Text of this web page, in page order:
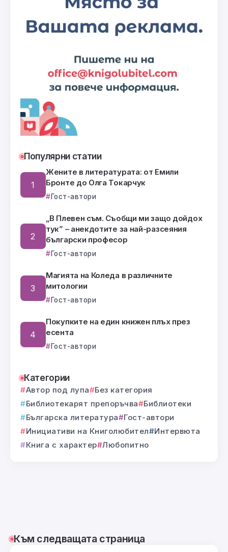
Популярни статии
Жените в литературата: от Емили
Бронте до Олга Токарчук
Гост-автори
„В Плевен съм. Съобщи ми защо дойдох
тук” – анекдотите за най-разсеяния
български професор
Гост-автори
Магията на Коледа в различните
митологии
Гост-автори
Покупките на един книжен плъх през
есента
Гост-автори
Категории
Автор под лупа
Без категория
Библиотекарят препоръчва
Библиотеки
Българска литература
Гост-автори
Инициативи на Книголюбител
Интервюта
Книга с характер Любопитно
Към следващата страница